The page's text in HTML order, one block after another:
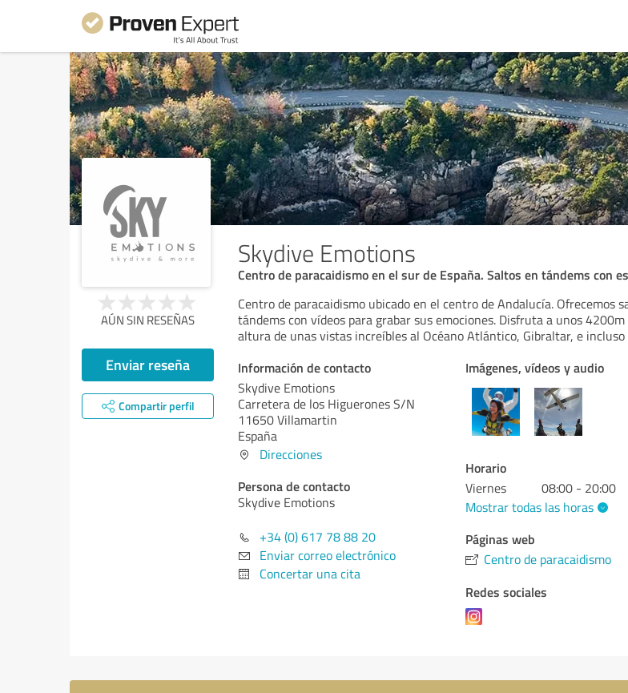
Skydive Emotions
Centro de paracaidismo en el sur de España. Saltos en tándems con
AÚN SIN RESEÑAS
Enviar reseña
Compartir perfil
Centro de paracaidismo ubicado en el centro de Andalucía. Ofrecemos
tándems con vídeos para grabar sus emociones. Disfruta a unos 4200m
altura de unas vistas increíbles al Océano Atlántico, Gibraltar, e incluso
Información de contacto
Skydive Emotions
Carretera de los Higuerones S/N
11650 Villamartin
España
Direcciones
Persona de contacto
Skydive Emotions
+34 (0) 617 78 88 20
Enviar correo electrónico
Concertar una cita
Imágenes, vídeos y audio
Horario
Viernes
08:00 - 20:00
Mostrar todas las horas
Páginas web
Centro de paracaidismo
Redes sociales